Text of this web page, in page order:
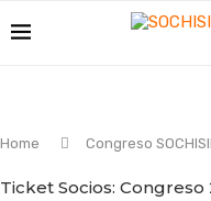
Home Congreso
Ticket Socios: Congreso